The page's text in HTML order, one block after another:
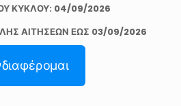
ΚΥΚΛΟΥ: 04/09/2026
ΑΙΤΗΣΕΩΝ ΕΩΣ 03/09/2026